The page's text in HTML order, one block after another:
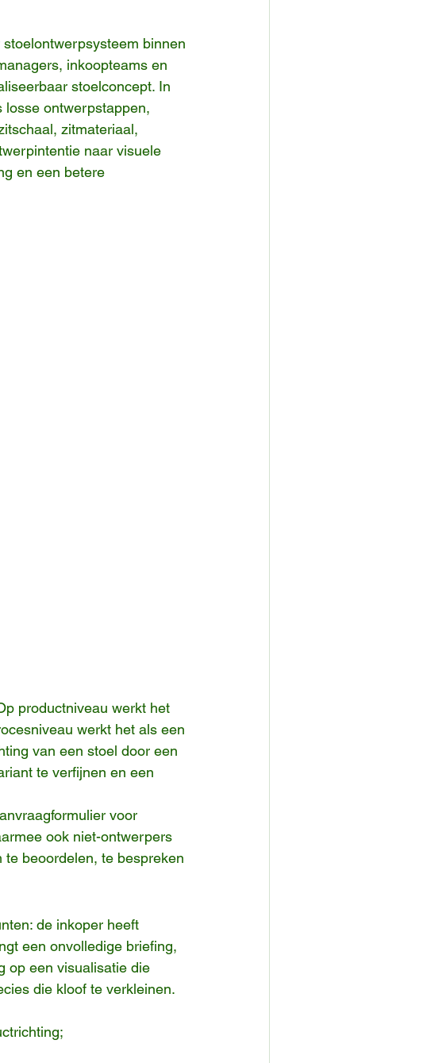
binnen
inkoopteams en
stoelconcept. In
losse ontwerpstappen,
zitmateriaal,
naar visuele
en een betere
productniveau werkt het
werkt het als een
van een stoel door een
te verfijnen en een
voor
ook niet-ontwerpers
beoordelen, te bespreken
de inkoper heeft
een onvolledige briefing,
op een visualisatie die
die kloof te verkleinen.